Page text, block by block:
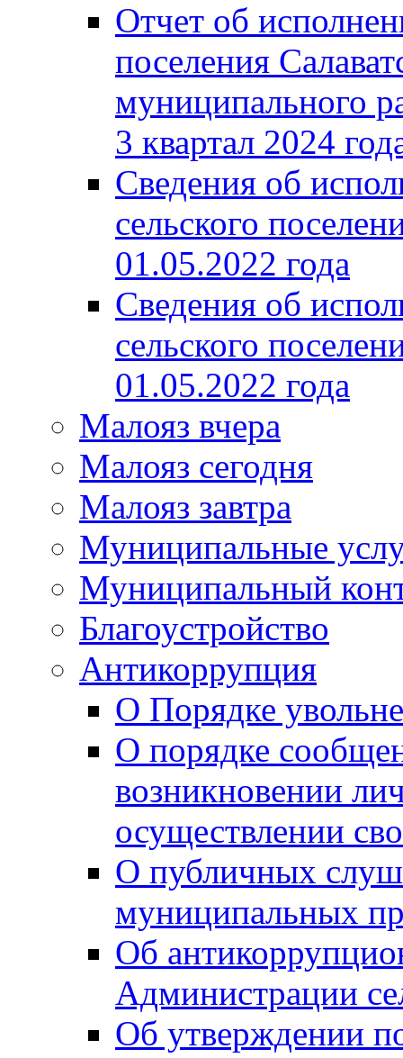
Отчет об
поселения
муниципального
3 квартал 2024
Сведения об
сельского
01.05.2022 года
Сведения об
сельского
01.05.2022 года
Малояз вчера
Малояз сегодня
Малояз завтра
Муниципальные
Муниципальный
Благоустройство
Антикоррупция
О Порядке
О порядке
возникновении
осуществлении
О публичных
муниципальных
Об
Администрации
Об утверждении